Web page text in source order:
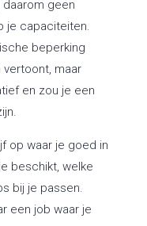
geen
je capaciteiten.
beperking
vertoont, maar
en zou je een
op waar je goed in
beschikt, welke
bij je passen.
een job waar je